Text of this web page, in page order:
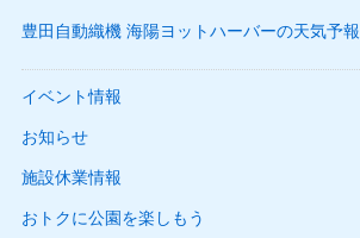
豊田自動織機 海陽ヨットハーバーの天気予報
イベント情報
お知らせ
施設休業情報
おトクに公園を楽しもう